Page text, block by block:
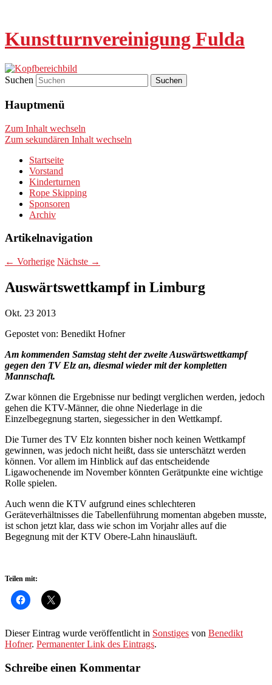
Kunstturnvereinigung Fulda
Suchen
Hauptmenü
Zum Inhalt wechseln
Zum sekundären Inhalt wechseln
Startseite
Vorstand
Kinderturnen
Rope Skipping
Sponsoren
Archiv
Artikelnavigation
← Vorherige Nächste →
Auswärtswettkampf in Limburg
Okt. 23 2013
Gepostet von: Benedikt Hofner
Am kommenden Samstag steht der zweite Auswärtswettkampf
gegen den TV Elz an, diesmal wieder mit der kompletten
Mannschaft.
Zwar können die Ergebnisse nur bedingt verglichen werden, jedoch
gehen die KTV-Männer, die ohne Niederlage in die
Einzelbegegnung starten, siegessicher in den Wettkampf.
Die Turner des TV Elz konnten bisher noch keinen Wettkampf
gewinnen, was jedoch nicht heißt, dass sie unterschätzt werden
können. Vor allem im Hinblick auf das entscheidende
Ligawochenende im November könnten Gerätpunkte eine wichtige
Rolle spielen.
Auch wenn die KTV aufgrund eines schlechteren
Geräteverhältnisses die Tabellenführung momentan abgeben musste,
ist schon jetzt klar, dass wie schon im Vorjahr alles auf die
Begegnung mit der KTV Obere-Lahn hinausläuft.
Teilen mit:
Dieser Eintrag wurde veröffentlicht in Sonstiges von Benedikt
Hofner. Permanenter Link des Eintrags.
Schreibe einen Kommentar